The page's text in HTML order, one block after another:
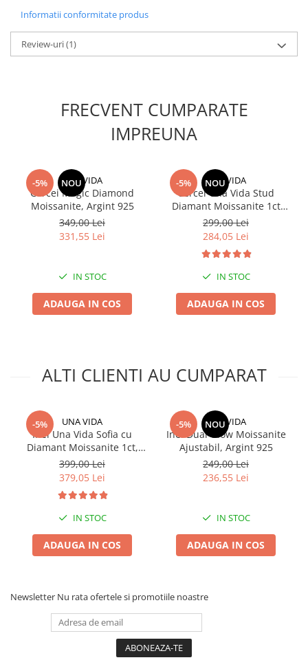
Informatii conformitate produs
Review-uri(1)
FRECVENT CUMPARATE
IMPREUNA
-5% NOU
UNA VIDA
Cercei Magic Diamond
Moissanite, Argint 925
349,00 Lei
331,55 Lei
IN STOC
ADAUGA IN COS
-5% NOU
UNA VIDA
Cercei Una Vida Stud
Diamant Moissanite 1ct
Gold, Argint 925
299,00 Lei
284,05 Lei
IN STOC
ADAUGA IN COS
ALTI CLIENTI AU CUMPARAT
-5% UNA VIDA
Inel Una Vida Sofia cu
Diamant Moissanite 1ct,
Argint 925
399,00 Lei
379,05 Lei
IN STOC
ADAUGA IN COS
-5% NOU
UNA VIDA
Inel Dual Glow Moissanite
Ajustabil, Argint 925
249,00 Lei
236,55 Lei
IN STOC
ADAUGA IN COS
Newsletter Nu rata ofertele si promotiile noastre